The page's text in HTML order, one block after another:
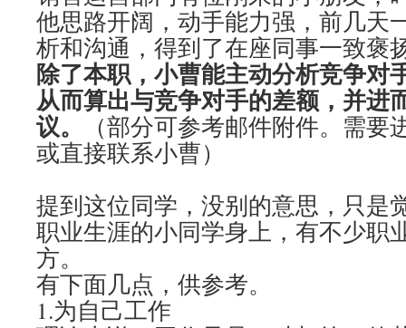
他思路开阔，动手能力强，前几天
析和沟通，得到了在座同事一致
除了本职，小曹能主动分析竞争对
从而算出与竞争对手的差额，并进
议。
（部分可参考邮件附件。需
或直接联系小曹）
提到这位同学，没别的意思，只是
职业生涯的小同学身上，有不少职
方。
有下面几点，供参考。
1.为自己工作